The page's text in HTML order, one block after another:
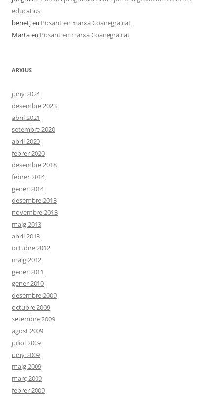
educatius
benetjen Posant en marxa Coanegra.cat
Martaen Posant en marxa Coanegra.cat
ARXIUS
juny 2024
desembre 2023
abril 2021
setembre 2020
abril 2020
febrer 2020
desembre 2018
febrer 2014
gener 2014
desembre 2013
novembre 2013
maig 2013
abril 2013
octubre 2012
maig 2012
gener 2011
gener 2010
desembre 2009
octubre 2009
setembre 2009
agost 2009
juliol 2009
juny 2009
maig 2009
març 2009
febrer 2009